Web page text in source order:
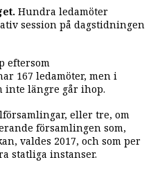
Hundra ledamöter
session på dagstidningen
eftersom
167 ledamöter, men i
inte längre går ihop.
eller tre, om
församlingen som,
valdes 2017, och som per
statliga instanser.